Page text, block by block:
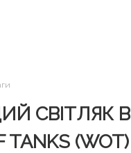
СВІТЛЯК В
TANKS (WOT)